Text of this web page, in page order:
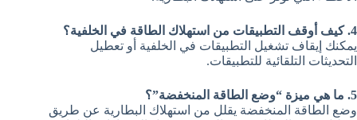
4. كيف أوقف التطبيقات من استهلاك الطاقة في الخلفية؟
يمكنك إيقاف تشغيل التطبيقات في الخلفية أو تعطيل
التحديثات التلقائية للتطبيقات.
5. ما هي ميزة “وضع الطاقة المنخفضة”؟
وضع الطاقة المنخفضة يقلل من استهلاك البطارية عن طريق